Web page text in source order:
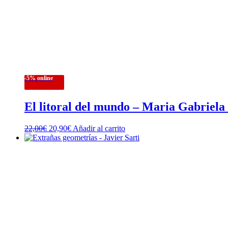
-5% online
El litoral del mundo – Maria Gabriela
22,00€ El
precio
20,90€El
precio
Añadir al carrito